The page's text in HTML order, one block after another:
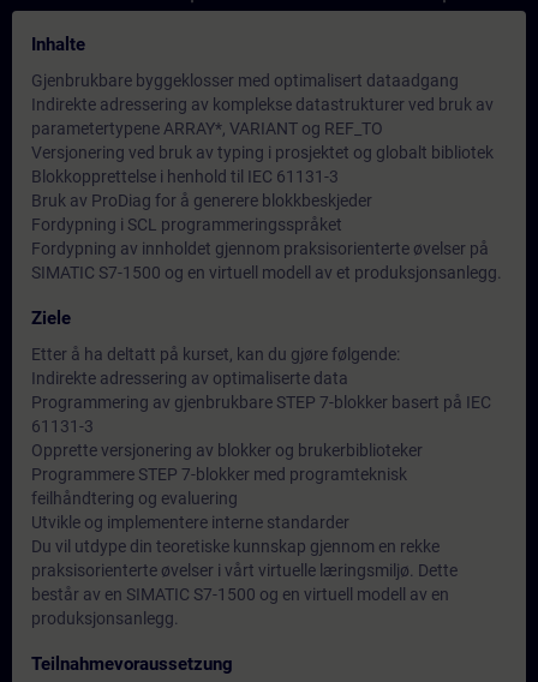
Inhalte
Gjenbrukbare byggeklosser med optimalisert dataadgang
Indirekte adressering av komplekse datastrukturer ved bruk av
parametertypene ARRAY*, VARIANT og REF_TO
Versjonering ved bruk av typing i prosjektet og globalt bibliotek
Blokkopprettelse i henhold til IEC 61131-3
Bruk av ProDiag for å generere blokkbeskjeder
Fordypning i SCL programmeringsspråket
Fordypning av innholdet gjennom praksisorienterte øvelser på
SIMATIC S7-1500 og en virtuell modell av et produksjonsanlegg.
Ziele
Etter å ha deltatt på kurset, kan du gjøre følgende:
Indirekte adressering av optimaliserte data
Programmering av gjenbrukbare STEP 7-blokker basert på IEC
61131-3
Opprette versjonering av blokker og brukerbiblioteker
Programmere STEP 7-blokker med programteknisk
feilhåndtering og evaluering
Utvikle og implementere interne standarder
Du vil utdype din teoretiske kunnskap gjennom en rekke
praksisorienterte øvelser i vårt virtuelle læringsmiljø. Dette
består av en SIMATIC S7-1500 og en virtuell modell av en
produksjonsanlegg.
Teilnahmevoraussetzung